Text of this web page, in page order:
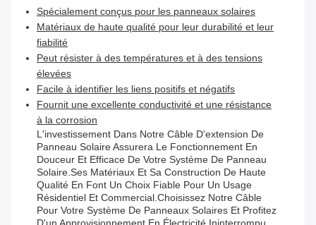
Spécialement conçus pour les panneaux solaires
Matériaux de haute qualité pour leur durabilité et leur
fiabilité
Peut résister à des températures et à des tensions
élevées
Facile à identifier les liens positifs et négatifs
Fournit une excellente conductivité et une résistance
à la corrosion
L'investissement Dans Notre Câble D'extension De
Panneau Solaire Assurera Le Fonctionnement En
Douceur Et Efficace De Votre Système De Panneau
Solaire.Ses Matériaux Et Sa Construction De Haute
Qualité En Font Un Choix Fiable Pour Un Usage
Résidentiel Et Commercial.Choisissez Notre Câble
Pour Votre Système De Panneaux Solaires Et Profitez